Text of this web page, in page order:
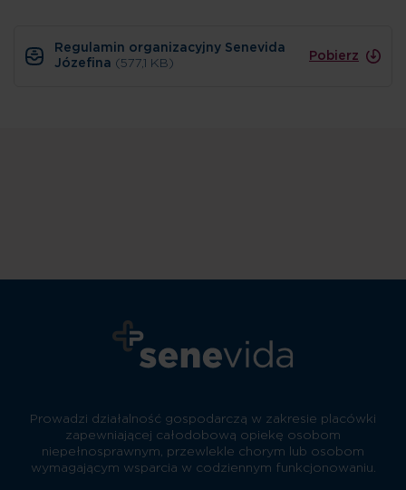
Regulamin organizacyjny Senevida
Józefina (577,1 KB)
Pobierz
Prowadzi działalność gospodarczą w zakresie placówki
zapewniającej całodobową opiekę osobom
niepełnosprawnym, przewlekle chorym lub osobom
wymagającym wsparcia w codziennym funkcjonowaniu.